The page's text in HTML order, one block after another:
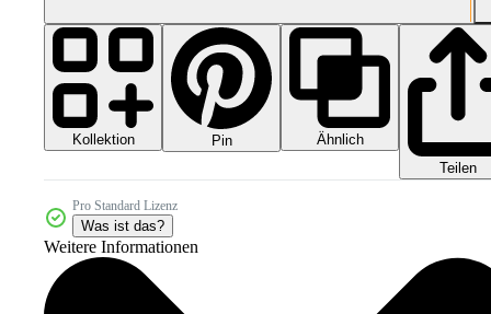
Kollektion Pin
Ähnlich
Teilen
Pro Standard Lizenz
Was ist das?
Weitere Informationen